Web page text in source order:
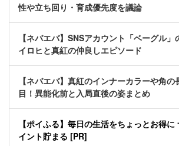
性や立ち回り・育成優先度を議論
【ネバエバ】SNSアカウント「ベーグル」
イロヒと真紅の仲良しエピソード
【ネバエバ】真紅のインナーカラーや角
目！異能化前と入局直後の姿まとめ
【ポイふる】毎日の生活をちょっとお得
イント貯まる [PR]